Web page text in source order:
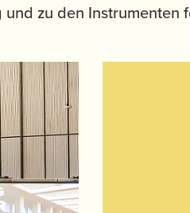
zu den Instrumenten